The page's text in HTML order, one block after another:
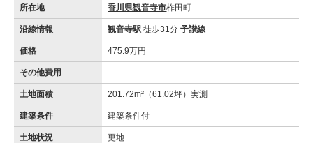
所在地 香川県観音寺市柞田町
沿線情報 観音寺駅 徒歩31分予讃線
価格 475.9万円
その他費用
土地面積 201.72m²（61.02坪）実測
建築条件 建築条件付
土地状況 更地